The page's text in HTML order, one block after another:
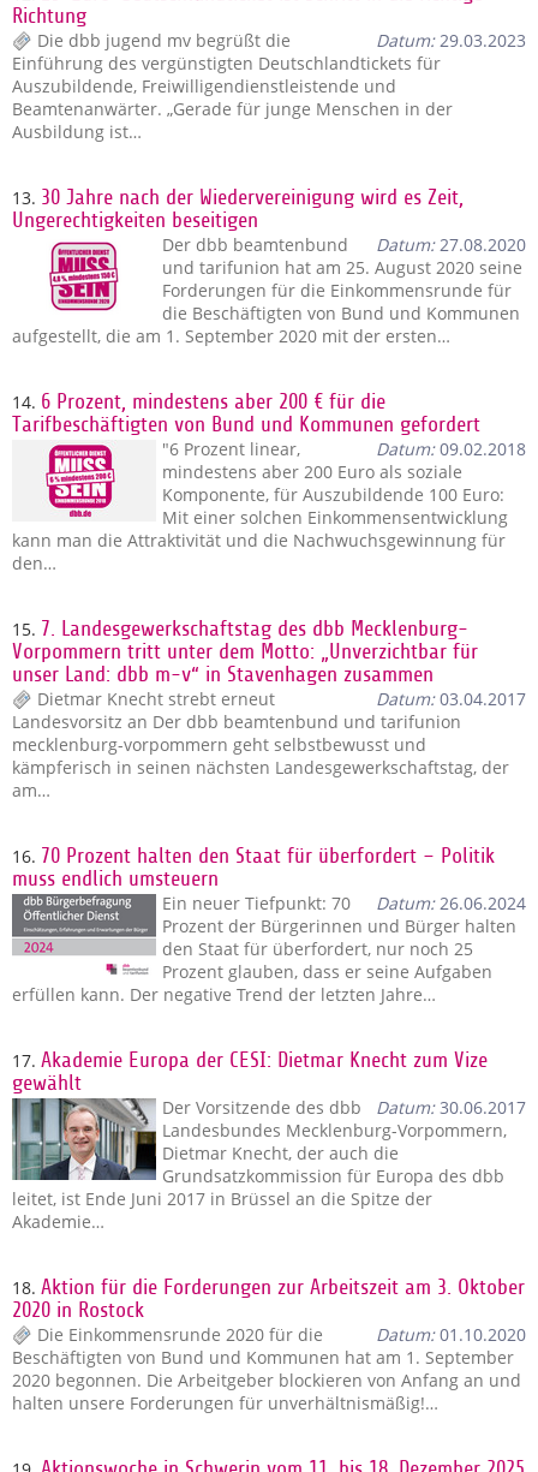
Richtung
Datum:29.03.2023
Die dbb jugend mv begrüßt die
Einführung des vergünstigten Deutschlandtickets für
Auszubildende, Freiwilligendienstleistende und
Beamtenanwärter. „Gerade für junge Menschen in der
Ausbildung ist…
13. 30 Jahre nach der Wiedervereinigung wird es Zeit,
Ungerechtigkeiten beseitigen
Datum:27.08.2020
Der dbb beamtenbund
und tarifunion hat am 25. August 2020 seine
Forderungen für die Einkommensrunde für
die Beschäftigten von Bund und Kommunen
aufgestellt, die am 1. September 2020 mit der ersten…
14. 6 Prozent, mindestens aber 200 € für die
Tarifbeschäftigten von Bund und Kommunen gefordert
Datum:09.02.2018
"6 Prozent linear,
mindestens aber 200 Euro als soziale
Komponente, für Auszubildende 100 Euro:
Mit einer solchen Einkommensentwicklung
kann man die Attraktivität und die Nachwuchsgewinnung für
den…
15. 7. Landesgewerkschaftstag des dbb Mecklenburg-
Vorpommern tritt unter dem Motto: „Unverzichtbar für
unser Land: dbb m-v“ in Stavenhagen zusammen
Datum:03.04.2017
Dietmar Knecht strebt erneut
Landesvorsitz an Der dbb beamtenbund und tarifunion
mecklenburg-vorpommern geht selbstbewusst und
kämpferisch in seinen nächsten Landesgewerkschaftstag, der
am…
16. 70 Prozent halten den Staat für überfordert – Politik
muss endlich umsteuern
Datum:26.06.2024
Ein neuer Tiefpunkt: 70
Prozent der Bürgerinnen und Bürger halten
den Staat für überfordert, nur noch 25
Prozent glauben, dass er seine Aufgaben
erfüllen kann. Der negative Trend der letzten Jahre…
17. Akademie Europa der CESI: Dietmar Knecht zum Vize
gewählt
Datum:30.06.2017
Der Vorsitzende des dbb
Landesbundes Mecklenburg-Vorpommern,
Dietmar Knecht, der auch die
Grundsatzkommission für Europa des dbb
leitet, ist Ende Juni 2017 in Brüssel an die Spitze der
Akademie…
18. Aktion für die Forderungen zur Arbeitszeit am 3. Oktober
2020 in Rostock
Datum:01.10.2020
Die Einkommensrunde 2020 für die
Beschäftigten von Bund und Kommunen hat am 1. September
2020 begonnen. Die Arbeitgeber blockieren von Anfang an und
halten unsere Forderungen für unverhältnismäßig!…